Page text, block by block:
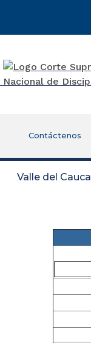
Contáctenos
Valle del Cauca